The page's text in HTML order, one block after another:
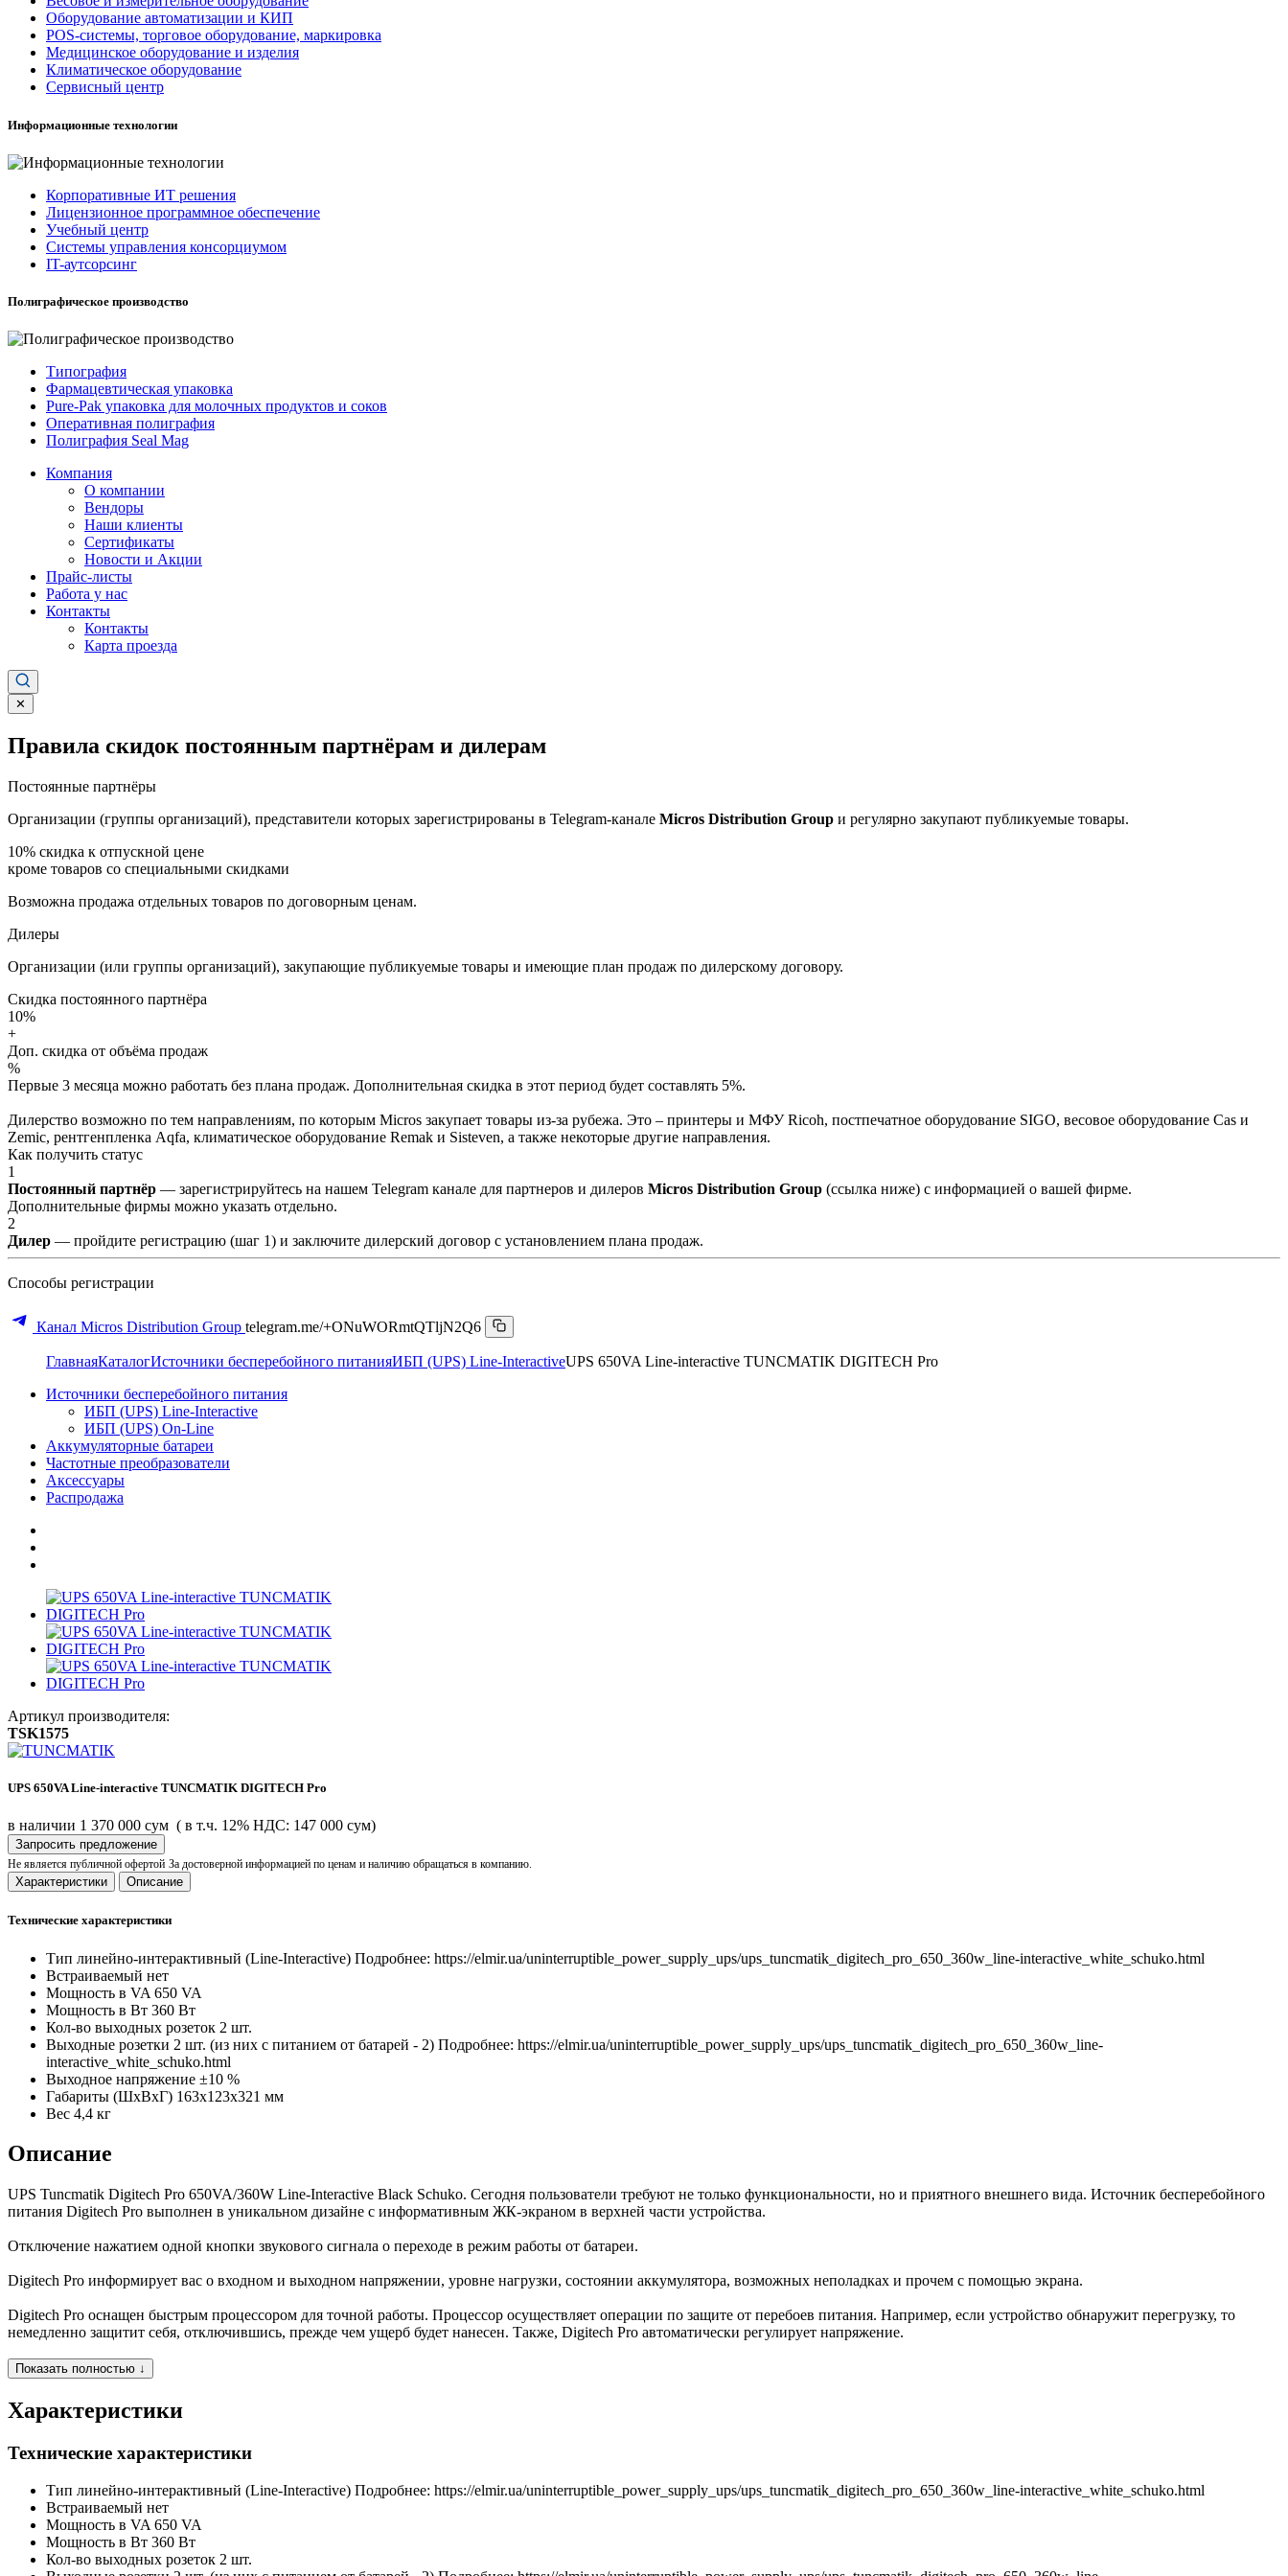
Оборудование автоматизации и КИП
POS-системы, торговое оборудование, маркировка
Медицинское оборудование и изделия
Климатическое оборудование
Сервисный центр
Информационные технологии
Корпоративные ИТ решения
Лицензионное программное обеспечение
Учебный центр
Системы управления консорциумом
IT-аутсорсинг
Полиграфическое производство
Типография
Фармацевтическая упаковка
Pure-Pak упаковка для молочных продуктов и соков
Оперативная полиграфия
Полиграфия Seal Mag
Компания
О компании
Вендоры
Наши клиенты
Сертификаты
Новости и Акции
Прайс-листы
Работа у нас
Контакты
Контакты
Карта проезда
✕
Правила скидок постоянным партнёрам и дилерам
Постоянные партнёры
Организации (группы организаций), представители которых зарегистрированы в Telegram-канале Micros Distribution Group и регулярно закупают публикуемые товары.
10% скидка к отпускной цене
кроме товаров со специальными скидками
Возможна продажа отдельных товаров по договорным ценам.
Дилеры
Организации (или группы организаций), закупающие публикуемые товары и имеющие план продаж по дилерскому договору.
Скидка постоянного партнёра
10%
+
Доп. скидка от объёма продаж
%
Первые 3 месяца можно работать без плана продаж. Дополнительная скидка в этот период будет составлять 5%.
Дилерство возможно по тем направлениям, по которым Micros закупает товары из-за рубежа. Это – принтеры и МФУ Ricoh, постпечатное оборудование SIGO, весовое оборудование Cas и
Zemic, рентгенпленка Aqfa, климатическое оборудование Remak и Sisteven, а также некоторые другие направления.
Как получить статус
1
Постоянный партнёр — зарегистрируйтесь на нашем Telegram канале для партнеров и дилеров Micros Distribution Group (ссылка ниже) с информацией о вашей фирме.
Дополнительные фирмы можно указать отдельно.
2
Дилер — пройдите регистрацию (шаг 1) и заключите дилерский договор с установлением плана продаж.
Способы регистрации
Канал Micros Distribution Group telegram.me/+ONuWORmtQTljN2Q6
ГлавнаяКаталогИсточники бесперебойного питанияИБП (UPS) Line-InteractiveUPS 650VA Line-interactive TUNCMATIK DIGITECH Pro
Источники бесперебойного питания
ИБП (UPS) Line-Interactive
ИБП (UPS) On-Line
Аккумуляторные батареи
Частотные преобразователи
Аксессуары
Распродажа
Артикул производителя:
TSK1575
UPS 650VA Line-interactive TUNCMATIK DIGITECH Pro
в наличии 1 370 000 сум ( в т.ч. 12% НДС: 147 000 сум)
Запросить предложение
Не является публичной офертой За достоверной информацией по ценам и наличию обращаться в компанию.
Характеристики Описание
Технические характеристики
Тип линейно-интерактивный (Line-Interactive) Подробнее: https://elmir.ua/uninterruptible_power_supply_ups/ups_tuncmatik_digitech_pro_650_360w_line-interactive_white_schuko.html
Встраиваемый нет
Мощность в VA 650 VA
Мощность в Вт 360 Вт
Кол-во выходных розеток 2 шт.
Выходные розетки 2 шт. (из них с питанием от батарей - 2) Подробнее: https://elmir.ua/uninterruptible_power_supply_ups/ups_tuncmatik_digitech_pro_650_360w_line-
interactive_white_schuko.html
Выходное напряжение ±10 %
Габариты (ШхВхГ) 163x123x321 мм
Вес 4,4 кг
Описание
UPS Tuncmatik Digitech Pro 650VA/360W Line-Interactive Black Schuko. Сегодня пользователи требуют не только функциональности, но и приятного внешнего вида. Источник бесперебойного
питания Digitech Pro выполнен в уникальном дизайне с информативным ЖК-экраном в верхней части устройства.
Отключение нажатием одной кнопки звукового сигнала о переходе в режим работы от батареи.
Digitech Pro информирует вас о входном и выходном напряжении, уровне нагрузки, состоянии аккумулятора, возможных неполадках и прочем с помощью экрана.
Digitech Pro оснащен быстрым процессором для точной работы. Процессор осуществляет операции по защите от перебоев питания. Например, если устройство обнаружит перегрузку, то
немедленно защитит себя, отключившись, прежде чем ущерб будет нанесен. Также, Digitech Pro автоматически регулирует напряжение.
Показать полностью ↓
Характеристики
Технические характеристики
Тип линейно-интерактивный (Line-Interactive) Подробнее: https://elmir.ua/uninterruptible_power_supply_ups/ups_tuncmatik_digitech_pro_650_360w_line-interactive_white_schuko.html
Встраиваемый нет
Мощность в VA 650 VA
Мощность в Вт 360 Вт
Кол-во выходных розеток 2 шт.